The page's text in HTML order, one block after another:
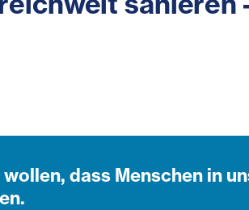
dass Menschen in